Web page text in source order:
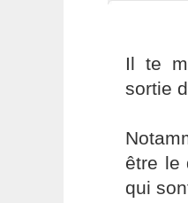
Il te
sortie
être le
qui